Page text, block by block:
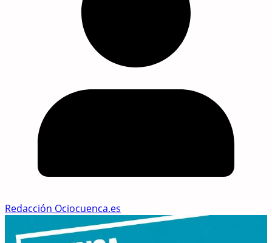
Redacción Ociocuenca.es